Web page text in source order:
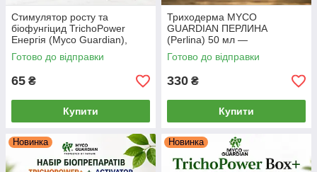
Стимулятор росту та
біофунгіцид TrichoPower
Енергія (Myco Guardian),
Триходерма + Ламінарія, 10 г
Готово до відправки
65 ₴
Купити
Триходерма MYCO
GUARDIAN ПЕРЛИНА
(Perlina) 50 мл —
біофунгіцид-концентрат,
стимулятор, антистресант
Готово до відправки
330 ₴
Купити
Новинка Новинка